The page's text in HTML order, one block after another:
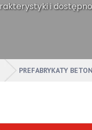
i
PREFABRYKATY